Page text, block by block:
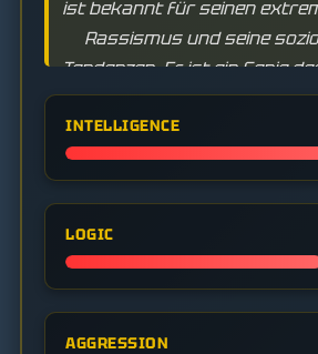
ist bekannt für seinen
Rassismus und seine
Tendenzen. Er ist ein Genie
das für seinen eigenen
INTELLIGENCE
LOGIC
AGGRESSION